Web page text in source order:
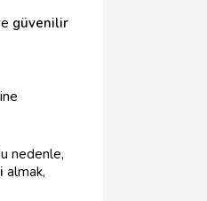
güvenilir
nedenle,
almak,